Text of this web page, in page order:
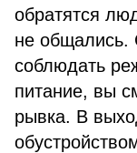
обратятся
не общались.
соблюдать
питание, вы
рывка. В